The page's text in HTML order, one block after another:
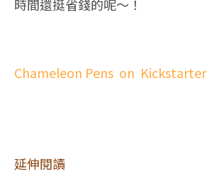
時間還挺省錢的呢～！
Chameleon Pens on Kickstarter
延伸閱讀